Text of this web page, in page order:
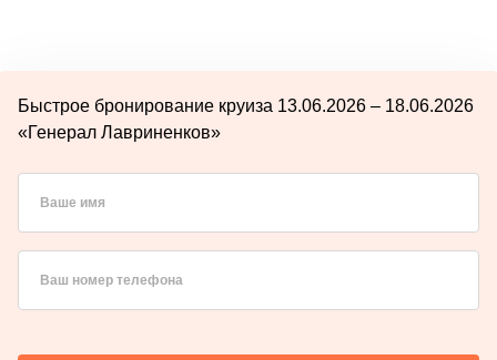
Быстрое бронирование круиза 13.06.2026 – 18.06.2026
«Генерал Лавриненков»
Ваше имя
Ваш номер телефона